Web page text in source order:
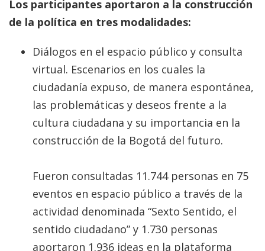
Los participantes aportaron a la construcción
de la política en tres modalidades:
Diálogos en el espacio público y consulta
virtual. Escenarios en los cuales la
ciudadanía expuso, de manera espontánea,
las problemáticas y deseos frente a la
cultura ciudadana y su importancia en la
construcción de la Bogotá del futuro.
Fueron consultadas 11.744 personas en 75
eventos en espacio público a través de la
actividad denominada “Sexto Sentido, el
sentido ciudadano” y 1.730 personas
aportaron 1.936 ideas en la plataforma